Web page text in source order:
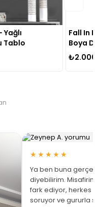
Flower - Yağlı
Dokulu Tablo
★★★★★
Ya ben buna
diyebilirim.
fark ediyor, herkes
soruyor ve gururla